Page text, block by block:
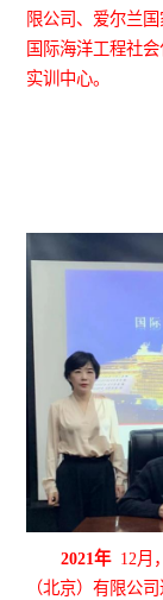
限公司、爱尔兰
国际海洋工程社
实训中心。
2021年 12月
（北京）有限公